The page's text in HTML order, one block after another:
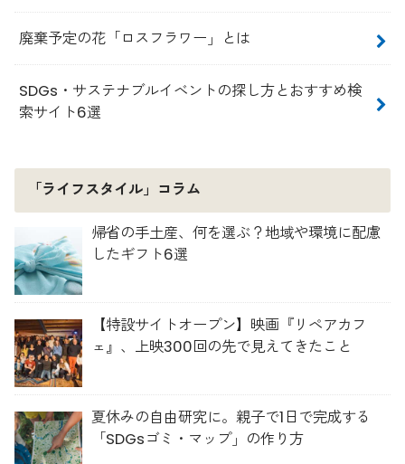
廃棄予定の花「ロスフラワー」とは
SDGs・サステナブルイベントの探し方とおすすめ検
索サイト6選
「ライフスタイル」コラム
帰省の手土産、何を選ぶ？地域や環境に配慮
したギフト6選
【特設サイトオープン】映画『リペアカフ
ェ』、上映300回の先で見えてきたこと
夏休みの自由研究に。親子で1日で完成する
「SDGsゴミ・マップ」の作り方